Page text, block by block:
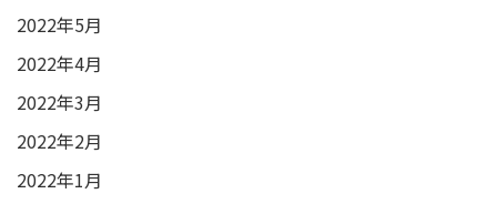
2022年5月
2022年4月
2022年3月
2022年2月
2022年1月